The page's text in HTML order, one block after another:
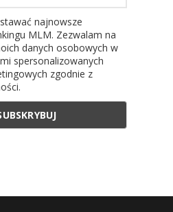
najnowsze
MLM. Zezwalam na
danych osobowych w
spersonalizowanych
zgodnie z